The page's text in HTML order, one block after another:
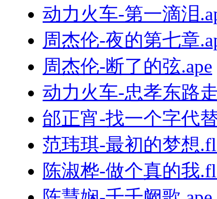
动力火车-第一滴泪
周杰伦-夜的第七章
周杰伦-断了的弦.ape
动力火车-忠孝东路
邰正宵-找一个字代
范玮琪-最初的梦想
陈淑桦-做个真的我